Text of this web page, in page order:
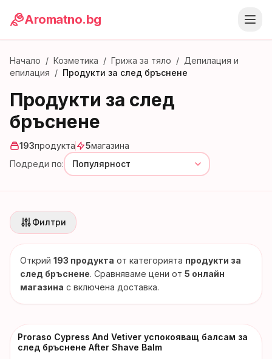
Aromatno.bg
Начало / Козметика / Грижа за тяло / Депилация и
епилация / Продукти за след бръснене
Продукти за след
бръснене
193продукта 5магазина
Подреди по:
Филтри
Открий 193 продукта от категорията продукти за
след бръснене. Сравняваме цени от 5 онлайн
магазина с включена доставка.
Proraso Cypress And Vetiver успокояващ балсам за
след бръснене After Shave Balm